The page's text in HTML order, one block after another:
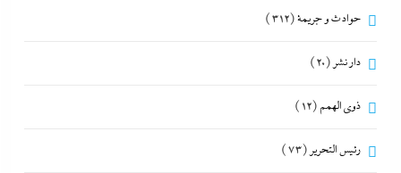
حوادث و جريمة(312)
دار نشر (20)
ذوى الهمم (12)
رئيس التحرير (73)